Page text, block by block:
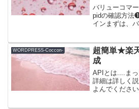
バリューコマ
pidの確認方法
インまずは、
告素材を選ぶ
そのまま『...
WORDPRESS-Coccon-
超簡単★楽
成
APIとは....まっ
詳細は詳しく
よんでくださ